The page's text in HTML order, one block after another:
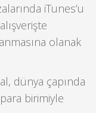
iTunes’u
olanak
dünya çapında
birimiyle